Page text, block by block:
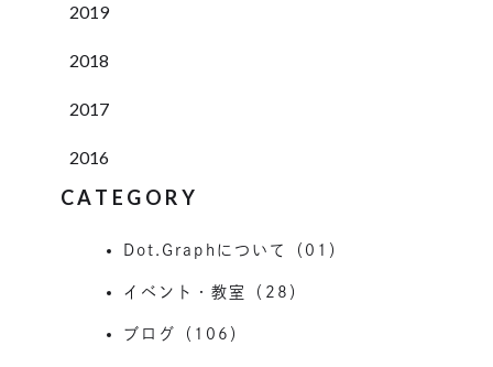
2019
2018
2017
2016
CATEGORY
Dot.Graphについて（01）
イベント・教室（28）
ブログ（106）